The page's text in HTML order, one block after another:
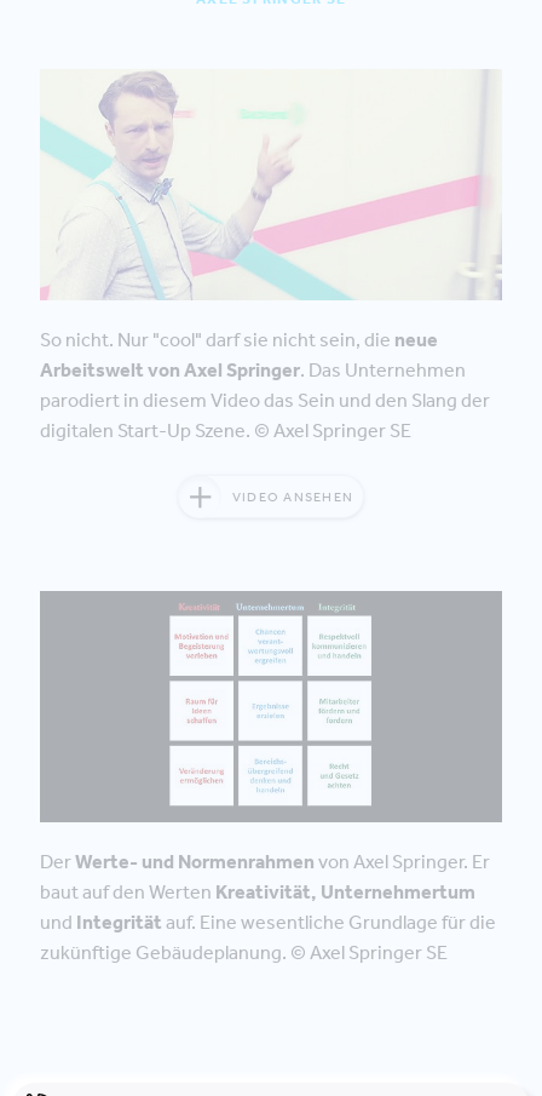
So nicht. Nur "cool" darf sie nicht sein, die neue
Arbeitswelt von Axel Springer. Das Unternehmen
parodiert in diesem Video das Sein und den Slang der
digitalen Start-Up Szene. © Axel Springer SE
VIDEO ANSEHEN
DerWerte- und Normenrahmen von Axel Springer. Er
baut auf den Werten Kreativität, Unternehmertum
und Integrität auf. Eine wesentliche Grundlage für die
zukünftige Gebäudeplanung. © Axel Springer SE